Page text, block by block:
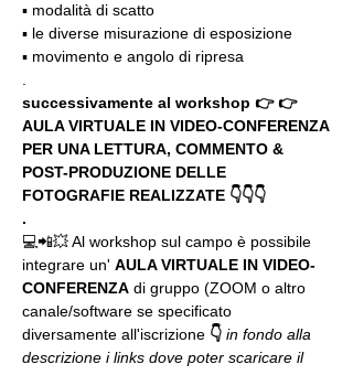
▪️ modalità di scatto
▪️ le diverse misurazione di esposizione
▪️ movimento e angolo di ripresa
successivamente al workshop 👉 👉
AULA VIRTUALE IN VIDEO-CONFERENZA
PER UNA LETTURA, COMMENTO &
POST-PRODUZIONE DELLE
FOTOGRAFIE REALIZZATE 👇👇👇
.
💻📲💥 Al workshop sul campo è possibile
integrare un' AULA VIRTUALE IN VIDEO-
CONFERENZA di gruppo (ZOOM o altro
canale/software se specificato
diversamente all'iscrizione 👇 in fondo alla
descrizione i links dove poter scaricare il